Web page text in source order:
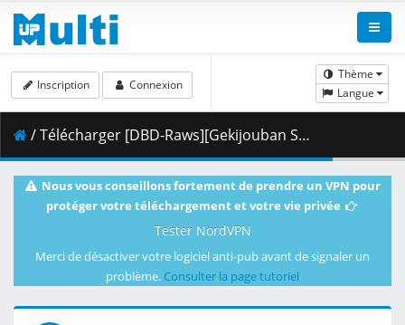
Thème
Langue
Inscription Connexion
/ Télécharger [DBD-Raws][Gekijouban Sword Art Online Ordinal Scale][1080P][BDRip][HEVC-10bit][FLAC_DTS].mkv.004 ( 482.47 MB )
Nous vous conseillons fortement de prendre un VPN pour
protéger votre téléchargement et votre vie privée
Tester NordVPN
Merci de désactiver votre logiciel anti-pub avant de signaler un
problème. Consulter la page tutoriel